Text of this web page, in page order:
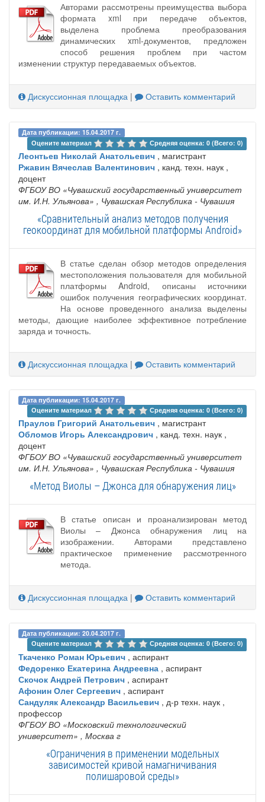
Авторами рассмотрены преимущества выбора
формата xml при передаче объектов,
выделена проблема преобразования
динамических xml-документов, предложен
способ решения проблем при частом
изменении структур передаваемых объектов.
Дискуссионная площадка | Оставить комментарий
Дата публикации: 15.04.2017 г.
Оцените материал
Средняя оценка: 0 (Всего: 0)
Леонтьев Николай Анатольевич , магистрант
Ржавин Вячеслав Валентинович , канд. техн. наук ,
доцент
ФГБОУ ВО «Чувашский государственный университет
им. И.Н. Ульянова» , Чувашская Республика - Чувашия
«Сравнительный анализ методов получения
геокоординат для мобильной платформы Android»
В статье сделан обзор методов определения
местоположения пользователя для мобильной
платформы Android, описаны источники
ошибок получения географических координат.
На основе проведенного анализа выделены
методы, дающие наиболее эффективное потребление
заряда и точность.
Дискуссионная площадка | Оставить комментарий
Дата публикации: 15.04.2017 г.
Оцените материал
Средняя оценка: 0 (Всего: 0)
Праулов Григорий Анатольевич , магистрант
Обломов Игорь Александрович , канд. техн. наук ,
доцент
ФГБОУ ВО «Чувашский государственный университет
им. И.Н. Ульянова» , Чувашская Республика - Чувашия
«Метод Виолы – Джонса для обнаружения лиц»
В статье описан и проанализирован метод
Виолы – Джонса обнаружения лиц на
изображении. Авторами представлено
практическое применение рассмотренного
метода.
Дискуссионная площадка | Оставить комментарий
Дата публикации: 20.04.2017 г.
Оцените материал
Средняя оценка: 0 (Всего: 0)
Ткаченко Роман Юрьевич , аспирант
Федоренко Екатерина Андреевна , аспирант
Скочок Андрей Петрович , аспирант
Афонин Олег Сергеевич , аспирант
Сандуляк Александр Васильевич , д-р техн. наук ,
профессор
ФГБОУ ВО «Московский технологический
университет» , Москва г
«Ограничения в применении модельных
зависимостей кривой намагничивания
полишаровой среды»